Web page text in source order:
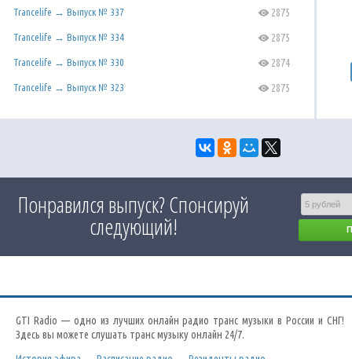
Trancelife → Выпуск № 337 C 2875
Trancelife → Выпуск № 334 C 2875
Trancelife → Выпуск № 330 C 2874
Trancelife → Выпуск № 323 C 2875
Понравился выпуск? Спонсируй
следующий!
GTI Radio — одно из лучших онлайн радио транс музыки в России и СНГ!
Здесь вы можете слушать транс музыку онлайн 24/7.